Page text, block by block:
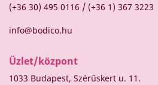
(+36 30) 495 0116 / (+36 1) 367 3223
info@bodico.hu
Üzlet/központ
1033 Budapest, Szérűskert u. 11.